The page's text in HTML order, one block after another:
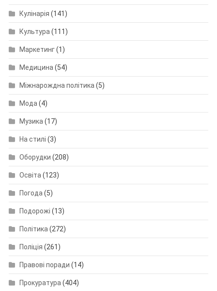
Кулінарія (141)
Культура (111)
Маркетинг(1)
Медицина (54)
Міжнарождна політика (5)
Мода (4)
Музика (17)
На стилі (3)
Оборудки (208)
Освіта (123)
Погода (5)
Подорожі (13)
Політика (272)
Поліція (261)
Правові поради (14)
Прокуратура (404)